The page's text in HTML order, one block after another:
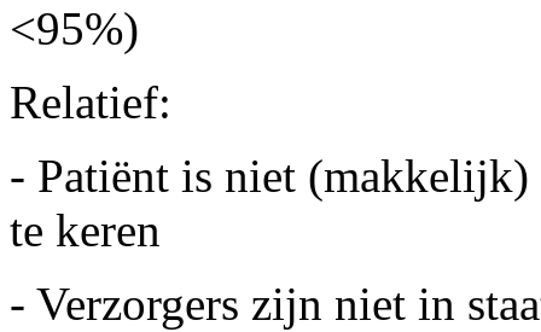
<95%)
Relatief:
- Patiënt is niet (makkelijk)
te keren
- Verzorgers zijn niet in